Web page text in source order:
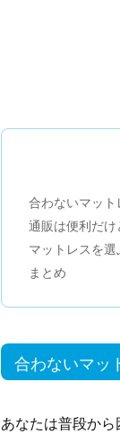
合わないマット
通販は便利だけ
マットレスを選
まとめ
合わないマッ
あなたは普段か